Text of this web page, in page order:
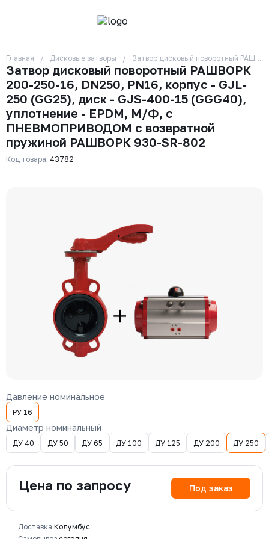
О компании
Контакты
Бренды
Отзывы
Сотрудники
Вакансии
Доставка
Оплата
Вопрос-ответ
Заказать звонок
zakaz325@ks-rus.com
Email для связи
Одинцово, Внуковская 9, пав. 31
Пункт выдачи заказов
Главная Дисковые затворы Затвор дисковый поворотный
Затвор дисковый поворотный РАШВОРК
200-250-16, DN250, PN16, корпус - GJL-
250 (GG25), диск - GJS-400-15 (GGG40),
уплотнение - EPDM, М/Ф, с
ПНЕВМОПРИВОДОМ с возвратной
пружиной РАШВОРК 930-SR-802
Код товара: 43782
Давление номинальное
РУ 16
Диаметр номинальный
ДУ 40 ДУ 50 ДУ 65 ДУ 100 ДУ 125 ДУ 200 ДУ 250
Цена по запросу Под заказ
Доставка Колумбус